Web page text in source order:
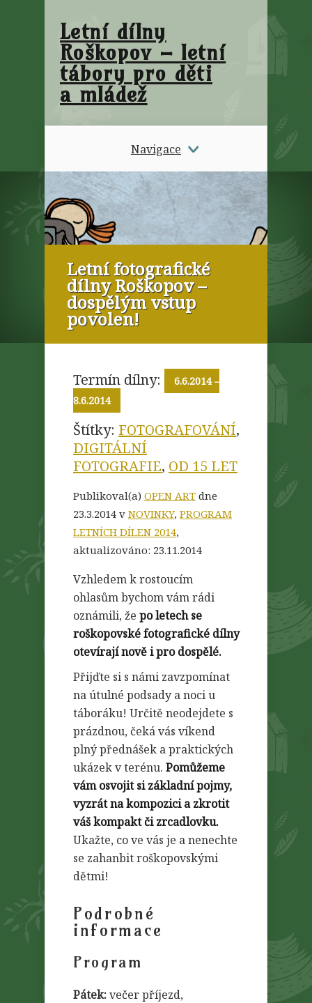
Letní dílny
Roškopov – letní
tábory pro děti
a mládež
Navigace
Letní fotografické
dílny Roškopov –
dospělým vstup
povolen!
Termín dílny: 6.6.2014–
8.6.2014
Štítky: FOTOGRAFOVÁNÍ,
DIGITÁLNÍ
FOTOGRAFIE, OD 15 LET
Publikoval(a) OPEN ART dne
23.3.2014 v NOVINKY, PROGRAM
LETNÍCH DÍLEN 2014,
aktualizováno: 23.11.2014
Vzhledem k rostoucím
ohlasům bychom vám rádi
oznámili, že po letech se
roškopovské fotografické dílny
otevírají nově i pro dospělé.
Přijďte si s námi zavzpomínat
na útulné podsady a noci u
táboráku! Určitě neodejdete s
prázdnou, čeká vás víkend
plný přednášek a praktických
ukázek v terénu. Pomůžeme
vám osvojit si základní pojmy,
vyzrát na kompozici a zkrotit
váš kompakt či zrcadlovku.
Ukažte, co ve vás je a nenechte
se zahanbit roškopovskými
dětmi!
Podrobné
informace
Program
Pátek:večer příjezd,